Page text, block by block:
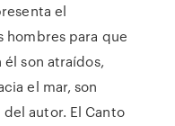
el
hombres para que
son atraídos,
el mar, son
autor. El Canto